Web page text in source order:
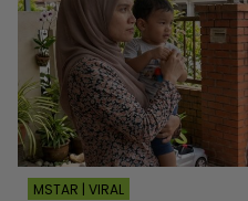
MSTAR | VIRAL